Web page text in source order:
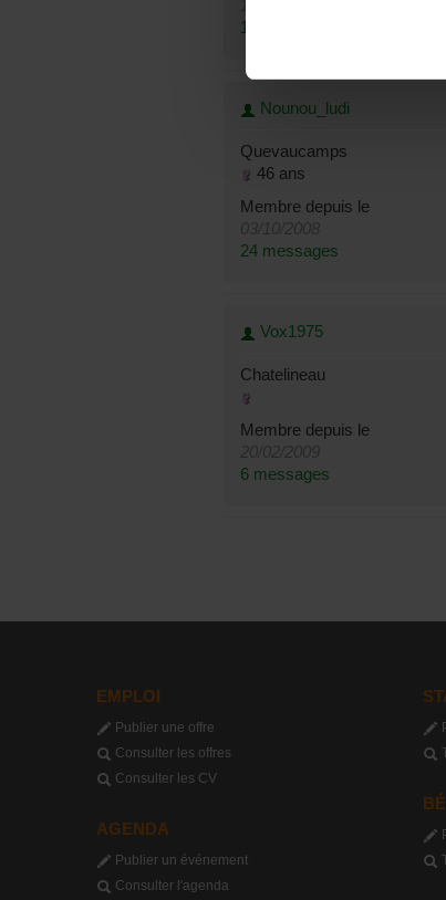
1 message
Nounou_ludi
Quevaucamps
46 ans
Membre depuis le
24 messages
Vox1975
Chatelineau
Membre depuis le
6 messages
EMPLOI
Publier une offre
Consulter les offres
Consulter les CV
AGENDA
Publier un événement
Consulter l'agenda